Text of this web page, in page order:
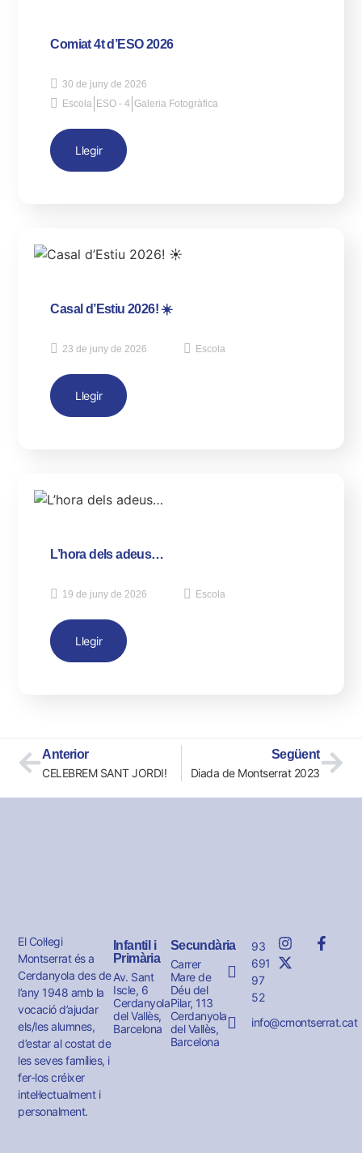
Comiat 4t d’ESO 2026
30 de juny de 2026
Escola ESO - 4 |Galeria Fotogràfica
Llegir
Casal d’Estiu 2026! ☀️
23 de juny de 2026 Escola
Llegir
L’hora dels adeus…
19 de juny de 2026 Escola
Llegir
Anterior
CELEBREM SANT JORDI!
Següent
Diada de Montserrat 2023
El Col·legi
Montserrat és a
Cerdanyola des de
l’any 1948 amb la
vocació d’ajudar
els/les alumnes,
d’estar al costat de
les seves famílies, i
fer-los créixer
intel·lectualment i
personalment.
Infantil i
Primària
Av. Sant
Iscle, 6
Cerdanyola
del Vallès,
Barcelona
Secundària
Carrer
Mare de
Déu del
Pilar, 113
Cerdanyola
del Vallès,
Barcelona
93
691
97
52
info@cmontserrat.cat